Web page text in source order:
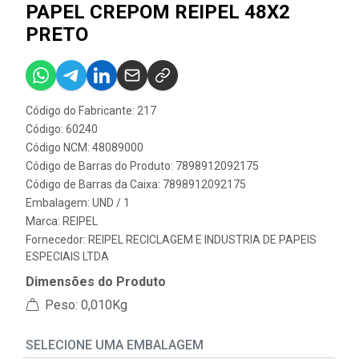
PAPEL CREPOM REIPEL 48X2
PRETO
Código do Fabricante: 217
Código: 60240
Código NCM: 48089000
Código de Barras do Produto: 7898912092175
Código de Barras da Caixa: 7898912092175
Embalagem: UND / 1
Marca: REIPEL
Fornecedor: REIPEL RECICLAGEM E INDUSTRIA DE PAPEIS
ESPECIAIS LTDA
Dimensões do Produto
Peso: 0,010Kg
SELECIONE UMA EMBALAGEM